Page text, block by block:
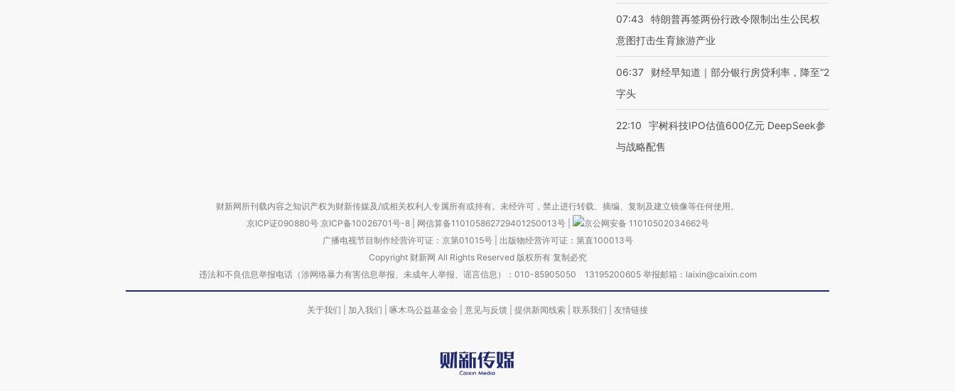
07:43
特朗普再签两份行政令限制出生公民权
意图打击生育旅游产业
06:37
财经早知道｜部分银行房贷利率，降至“2
字头
22:10
宇树科技IPO估值600亿元 DeepSeek参
与战略配售
财新网所刊载内容之知识产权为财新传媒及/或相关权利人专属所有或持有。未经许可，禁止进行转载、摘编、复制及建立镜像等任何使用。
京ICP证090880号 京ICP备10026701号-8 网信算备110105862729401250013号
京公网安备 11010502034662号
广播电视节目制作经营许可证：京第01015号| 出版物经营许可证：第直100013号
Copyright 财新网 All Rights Reserved 版权所有 复制必究
违法和不良信息举报电话（涉网络暴力有害信息举报、未成年人举报、谣言信息）：010-85905050 13195200605 举报邮箱：laixin@caixin.com
关于我们 加入我们 啄木鸟公益基金会 意见与反馈 提供新闻线索 联系我们 友情链接